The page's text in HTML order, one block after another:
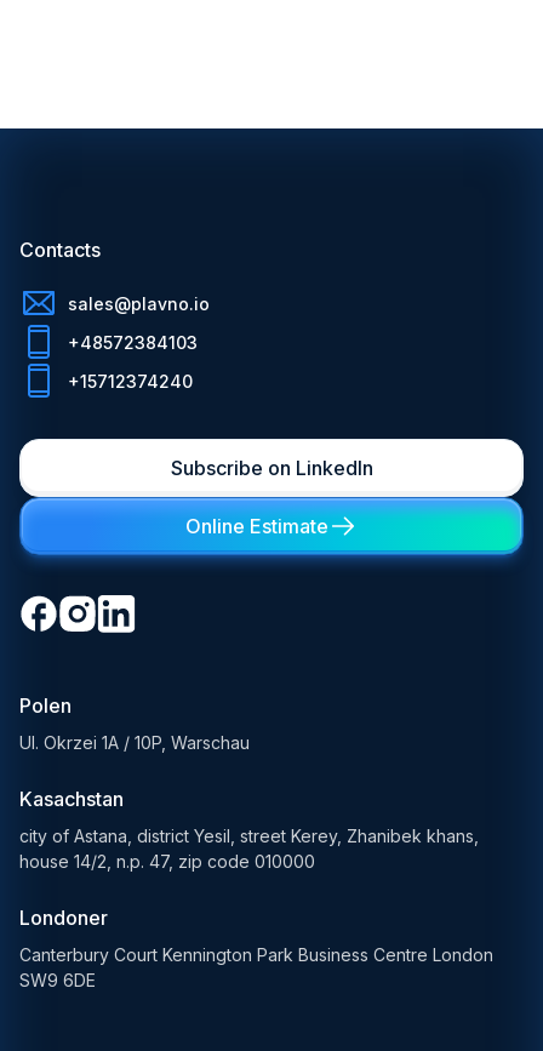
Plavno Nova
Contacts
sales@plavno.io
+48572384103
+15712374240
Subscribe on LinkedIn
Online Estimate
Polen
Ul. Okrzei 1A / 10P, Warschau
Kasachstan
city of Astana, district Yesil, street Kerey, Zhanibek khans,
house 14/2, n.p. 47, zip code 010000
Londoner
Canterbury Court Kennington Park Business Centre London
SW9 6DE